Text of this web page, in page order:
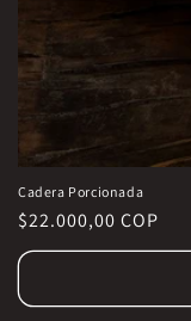
Cadera Porcionada
Precio
habitual
$22.000,00 COP